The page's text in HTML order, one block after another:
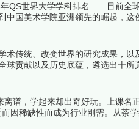
QS世界大学学科排名——目前全
国美术学院亚洲领先的崛起，这
传统、改变世界的研究成果，以
贡献以及历史底蕴，遴选出十所
文明的下一章。下面跟着榜中榜
谱，学起来却出奇好玩。上课名
因稀缺性而成为行业刚需。从茶
一起来看看详细名单吧！